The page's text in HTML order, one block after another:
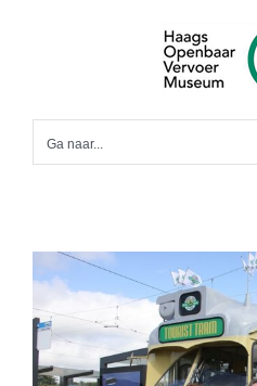
Ga naar...